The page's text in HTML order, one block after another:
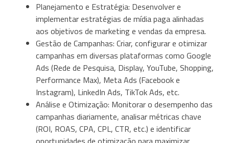
Planejamento e Estratégia: Desenvolver e
implementar estratégias de mídia paga alinhadas
aos objetivos de marketing e vendas da empresa.
Gestão de Campanhas: Criar, configurar e otimizar
campanhas em diversas plataformas como Google
Ads (Rede de Pesquisa, Display, YouTube, Shopping,
Performance Max), Meta Ads (Facebook e
Instagram), LinkedIn Ads, TikTok Ads, etc.
Análise e Otimização: Monitorar o desempenho das
campanhas diariamente, analisar métricas chave
(ROI, ROAS, CPA, CPL, CTR, etc.) e identificar